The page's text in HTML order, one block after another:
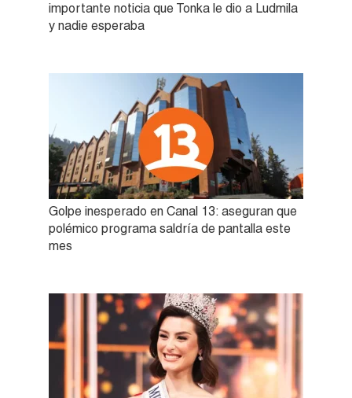
importante noticia que Tonka le dio a Ludmila
y nadie esperaba
Golpe inesperado en Canal 13: aseguran que
polémico programa saldría de pantalla este
mes